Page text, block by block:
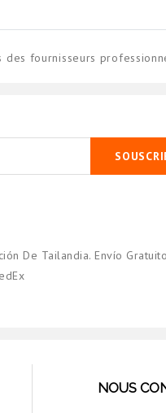
des fournisseurs
De Tailandia. Envío
NOUS